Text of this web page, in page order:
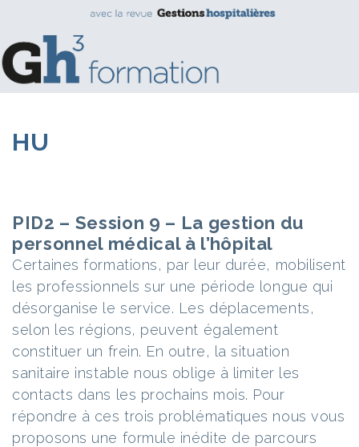
HU
PID2 – Session 9 – La gestion du
personnel médical à l’hôpital
Certaines formations, par leur durée, mobilisent
les professionnels sur une période longue qui
désorganise le service. Les déplacements,
selon les régions, peuvent également
constituer un frein. En outre, la situation
sanitaire instable nous oblige à limiter les
contacts dans les prochains mois. Pour
répondre à ces trois problématiques nous vous
proposons une formule inédite de parcours